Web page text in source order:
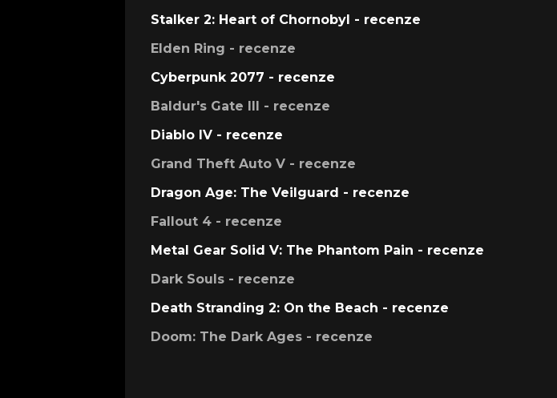
Stalker 2: Heart of Chornobyl - recenze
Elden Ring - recenze
Cyberpunk 2077 - recenze
Baldur's Gate III - recenze
Diablo IV - recenze
Grand Theft Auto V - recenze
Dragon Age: The Veilguard - recenze
Fallout 4 - recenze
Metal Gear Solid V: The Phantom Pain - recenze
Dark Souls - recenze
Death Stranding 2: On the Beach - recenze
Doom: The Dark Ages - recenze